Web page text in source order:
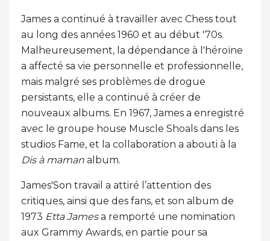
James a continué à travailler avec Chess tout
au long des années 1960 et au début '70s.
Malheureusement, la dépendance à l'héroïne
a affecté sa vie personnelle et professionnelle,
mais malgré ses problèmes de drogue
persistants, elle a continué à créer de
nouveaux albums. En 1967, James a enregistré
avec le groupe house Muscle Shoals dans les
studios Fame, et la collaboration a abouti à la
Dis à maman album.
James'Son travail a attiré l’attention des
critiques, ainsi que des fans, et son album de
1973 Etta Jamesa remporté une nomination
aux Grammy Awards, en partie pour sa